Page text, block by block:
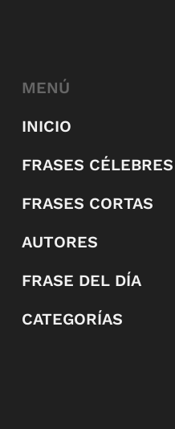
MENÚ
INICIO
FRASES CÉLEBRES
FRASES CORTAS
AUTORES
FRASE DEL DÍA
CATEGORÍAS